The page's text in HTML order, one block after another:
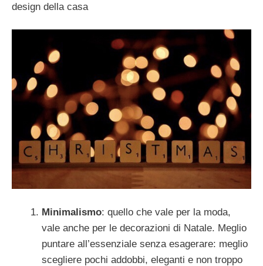
design della casa
Minimalismo: quello che vale per la moda,
vale anche per le decorazioni di Natale. Meglio
puntare all’essenziale senza esagerare: meglio
scegliere pochi addobbi, eleganti e non troppo